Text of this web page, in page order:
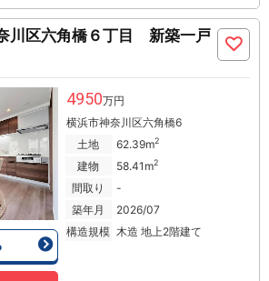
川区六角橋６丁目 新築一戸
4950万円
横浜市神奈川区六角橋6
土地
62.39m2
建物 58.41m2
間取り
-
築年月
2026/07
構造規模 木造 地上2階建て